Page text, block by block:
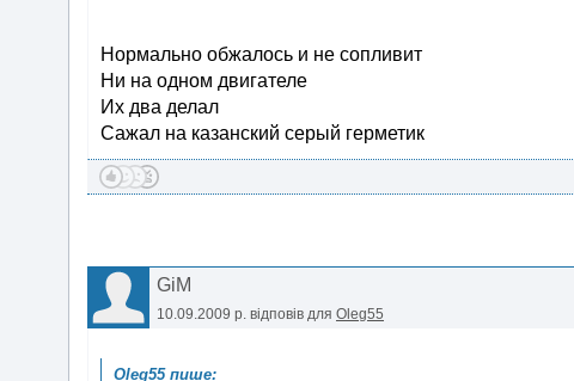
Нормально обжалось и не сопливит
Ни на одном двигателе
Их два делал
Сажал на казанский серый герметик
GiM
10.09.2009 р. відповів для Oleg55